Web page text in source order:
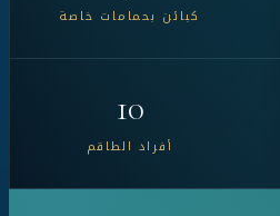
كبائن بحمامات خاصة
10
أفراد الطاقم